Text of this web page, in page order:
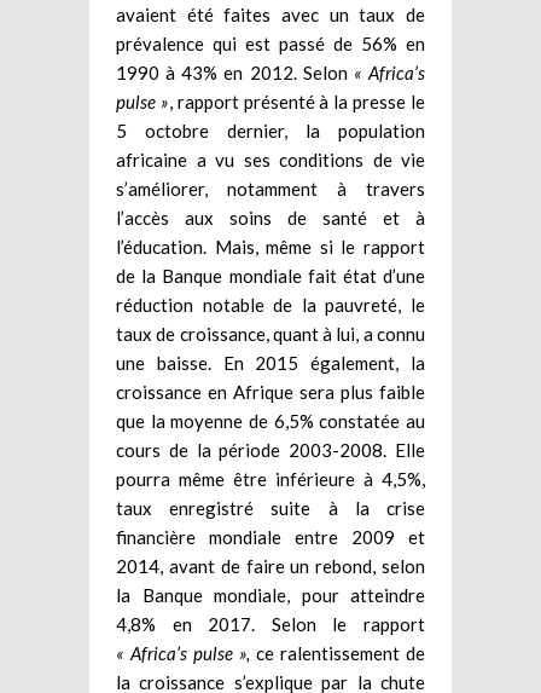
avaient été faites avec un taux de
prévalence qui est passé de 56% en
1990 à 43% en 2012. Selon « Africa’s
pulse » , rapport présenté à la presse le
5 octobre dernier, la population
africaine a vu ses conditions de vie
s’améliorer, notamment à travers
l’accès aux soins de santé et à
l’éducation. Mais, même si le rapport
de la Banque mondiale fait état d’une
réduction notable de la pauvreté, le
taux de croissance, quant à lui, a connu
une baisse. En 2015 également, la
croissance en Afrique sera plus faible
que la moyenne de 6,5% constatée au
cours de la période 2003-2008. Elle
pourra même être inférieure à 4,5%,
taux enregistré suite à la crise
financière mondiale entre 2009 et
2014, avant de faire un rebond, selon
la Banque mondiale, pour atteindre
4,8% en 2017. Selon le rapport
« Africa’s pulse », ce ralentissement de
la croissance s’explique par la chute